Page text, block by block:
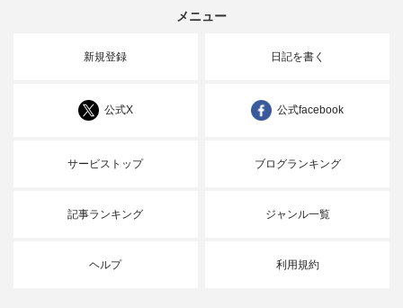
メニュー
新規登録 日記を書く
公式X 公式facebook
サービストップ ブログランキング
記事ランキング ジャンル一覧
ヘルプ 利用規約